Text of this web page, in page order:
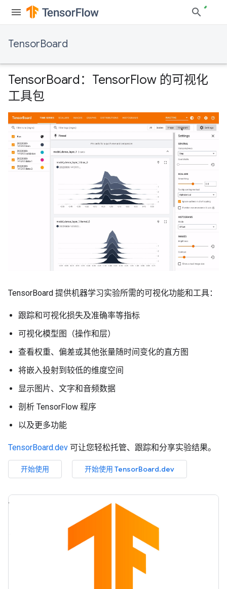
TensorBoard
TensorBoard：TensorFlow 的可视化
工具包
TensorBoard 提供机器学习实验所需的可视化功能和工具：
跟踪和可视化损失及准确率等指标
可视化模型图（操作和层）
查看权重、偏差或其他张量随时间变化的直方图
将嵌入投射到较低的维度空间
显示图片、文字和音频数据
剖析 TensorFlow 程序
以及更多功能
TensorBoard.dev 可让您轻松托管、跟踪和分享实验结果。
开始使用 开始使用 TensorBoard.dev